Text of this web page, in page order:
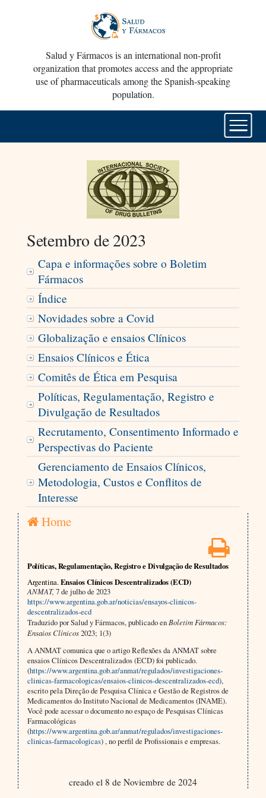
Salud y Fármacos is an international non-profit
organization that promotes access and the appropriate
use of pharmaceuticals among the Spanish-speaking
population.
Setembro de 2023
Capa e informações sobre o Boletim
Fármacos
Índice
Novidades sobre a Covid
Globalização e ensaios Clínicos
Ensaios Clínicos e Ética
Comitês de Ética em Pesquisa
Políticas, Regulamentação, Registro e
Divulgação de Resultados
Recrutamento, Consentimento Informado e
Perspectivas do Paciente
Gerenciamento de Ensaios Clínicos,
Metodologia, Custos e Conflitos de
Interesse
Home
Políticas, Regulamentação, Registro e Divulgação de Resultados
Argentina.Ensaios Clínicos Descentralizados (ECD)
ANMAT, 7 de julho de 2023
https://www.argentina.gob.ar/noticias/ensayos-clinicos-
descentralizados-ecd
Traduzido por Salud y Fármacos, publicado en Boletim Fármacos:
Ensaios Clínicos2023; 1(3)
A ANMAT comunica que o artigo Reflexões da ANMAT sobre
ensaios Clínicos Descentralizados (ECD) foi publicado.
(https://www.argentina.gob.ar/anmat/regulados/investigaciones-
clinicas-farmacologicas/ensaios-clinicos-descentralizados-ecd),
escrito pela Direção de Pesquisa Clínica e Gestão de Registros de
Medicamentos do Instituto Nacional de Medicamentos (INAME).
Você pode acessar o documento no espaço de Pesquisas Clínicas
Farmacológicas
(https://www.argentina.gob.ar/anmat/regulados/investigaciones-
clinicas-farmacologicas) , no perfil de Profissionais e empresas.
creado el 8 de Noviembre de 2024